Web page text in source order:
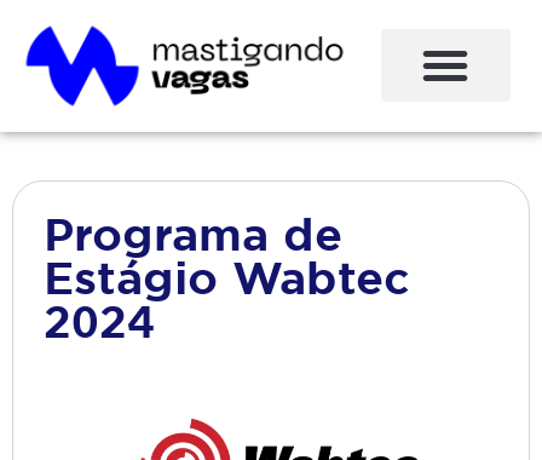
Programa de
Estágio Wabtec
2024